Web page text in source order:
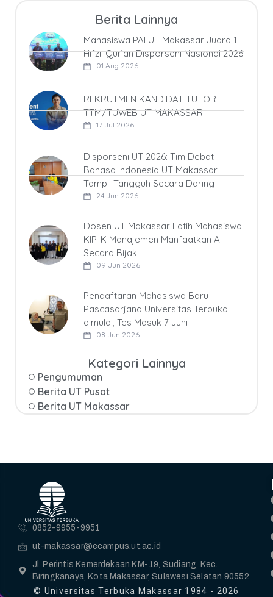
Berita Lainnya
Mahasiswa PAI UT Makassar Juara 1
Hifzil Qur’an Disporseni Nasional 2026
01 Aug 2026
REKRUTMEN KANDIDAT TUTOR
TTM/TUWEB UT MAKASSAR
17 Jul 2026
Disporseni UT 2026: Tim Debat
Bahasa Indonesia UT Makassar
Tampil Tangguh Secara Daring
24 Jun 2026
Dosen UT Makassar Latih Mahasiswa
KIP-K Manajemen Manfaatkan AI
Secara Bijak
09 Jun 2026
Pendaftaran Mahasiswa Baru
Pascasarjana Universitas Terbuka
dimulai, Tes Masuk 7 Juni
08 Jun 2026
Kategori Lainnya
Pengumuman
Berita UT Pusat
Berita UT Makassar
0852-9955-9951
ut-makassar@ecampus.ut.ac.id
Jl. Perintis Kemerdekaan KM-19, Sudiang, Kec.
Biringkanaya, Kota Makassar, Sulawesi Selatan 90552
© Universitas Terbuka Makassar 1984 - 2026